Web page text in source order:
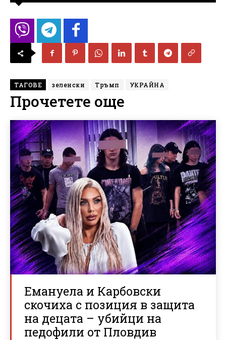
ТАГОВЕ зеленски Тръмп УКРАЙНА
Прочетете още
Емануела и Карбовски
скочиха с позиция в защита
на децата – убийци на
педофили от Пловдив